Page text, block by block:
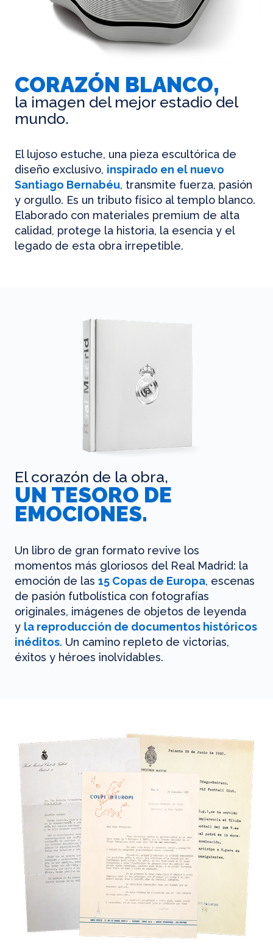
CORAZÓN BLANCO,
la imagen del mejor estadio del
mundo.
El lujoso estuche, una pieza escultórica de
diseño exclusivo, inspirado en el nuevo
Santiago Bernabéu, transmite fuerza, pasión
y orgullo. Es un tributo físico al templo blanco.
Elaborado con materiales premium de alta
calidad, protege la historia, la esencia y el
legado de esta obra irrepetible.
El corazón de la obra,
UN TESORO DE
EMOCIONES.
Un libro de gran formato revive los
momentos más gloriosos del Real Madrid: la
emoción de las 15 Copas de Europa, escenas
de pasión futbolística con fotografías
originales, imágenes de objetos de leyenda
y la reproducción de documentos históricos
inéditos. Un camino repleto de victorias,
éxitos y héroes inolvidables.